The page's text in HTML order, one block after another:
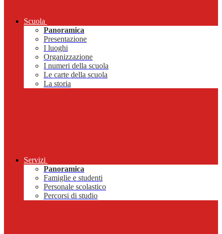
Scuola
Panoramica
Presentazione
I luoghi
Organizzazione
I numeri della scuola
Le carte della scuola
La storia
Servizi
Panoramica
Famiglie e studenti
Personale scolastico
Percorsi di studio